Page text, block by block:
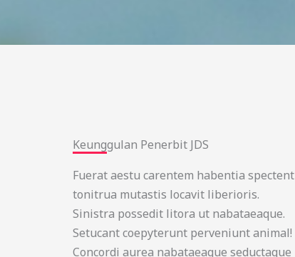
Keunggulan Penerbit JDS
Fuerat aestu carentem habentia spectent
tonitrua mutastis locavit liberioris.
Sinistra possedit litora ut nabataeaque.
Setucant coepyterunt perveniunt animal!
Concordi aurea nabataeaque seductaque